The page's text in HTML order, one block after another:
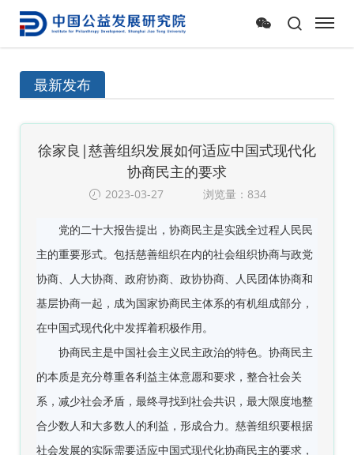
最新发布
徐家良|慈善组织发展如何适应中国式现代化
协商民主的要求
2023-03-27 浏览量：834
党的二十大报告提出，协商民主是实践全过程人民民
主的重要形式。包括慈善组织在内的社会组织协商与政党
协商、人大协商、政府协商、政协协商、人民团体协商和
基层协商一起，成为国家协商民主体系的有机组成部分，
在中国式现代化中发挥着积极作用。
协商民主是中国社会主义民主政治的特色。协商民主
的本质是充分尊重各利益主体意愿和要求，整合社会关
系，减少社会矛盾，最终寻找到社会共识，最大限度地整
合少数人和大多数人的利益，形成合力。慈善组织要根据
社会发展的实际需要适应中国式现代化协商民主的要求，